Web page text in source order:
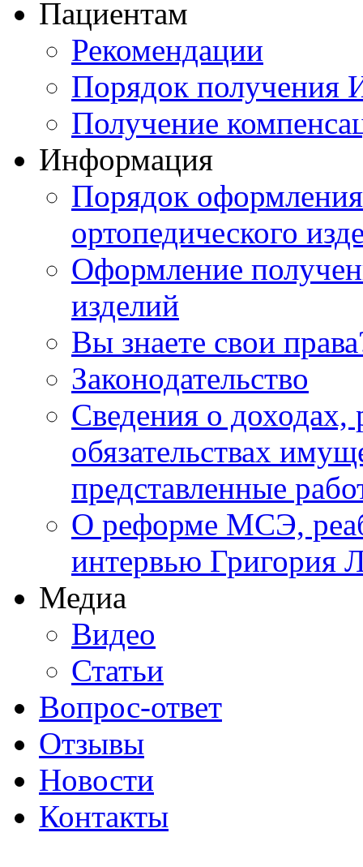
Пациентам
Рекомендации
Порядок получения
Получение
Информация
Порядок оформления
ортопедического
Оформление
изделий
Вы знаете свои
Законодательство
Сведения о доходах,
обязательствах
представленные
О реформе МСЭ,
интервью Григория
Медиа
Видео
Статьи
Вопрос-ответ
Отзывы
Новости
Контакты